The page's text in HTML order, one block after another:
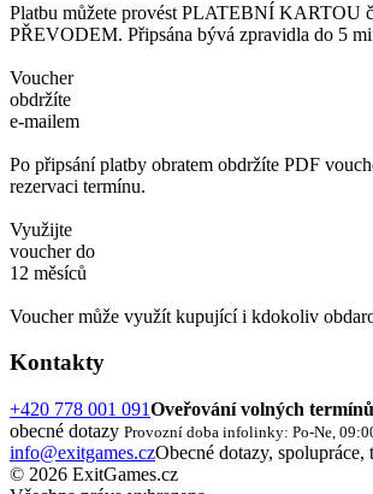
Platbu můžete provést PLATEBNÍ KARTOU
PŘEVODEM. Připsána bývá zpravidla do 5
Voucher
obdržíte
e-mailem
Po připsání platby obratem obdržíte PDF
rezervaci termínu.
Využijte
voucher do
12 měsíců
Voucher může využít kupující i kdokoliv
Kontakty
+420 778 001 091Oveřování volných
obecné dotazy Provozní doba infolinky: Po-Ne,
info@exitgames.czObecné dotazy, spolupráce,
© 2026 ExitGames.cz